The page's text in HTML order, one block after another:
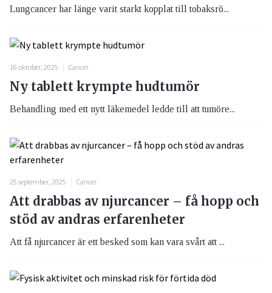
Lungcancer har länge varit starkt kopplat till tobaksrö...
16 oktober, 2025 Cancer
Ny tablett krympte hudtumör
Behandling med ett nytt läkemedel ledde till att tumöre...
25 september, 2025 Cancer
Att drabbas av njurcancer – få hopp och
stöd av andras erfarenheter
Att få njurcancer är ett besked som kan vara svårt att ...